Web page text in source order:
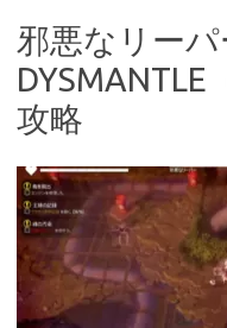
邪悪なリー
DYSMANTLE
攻略